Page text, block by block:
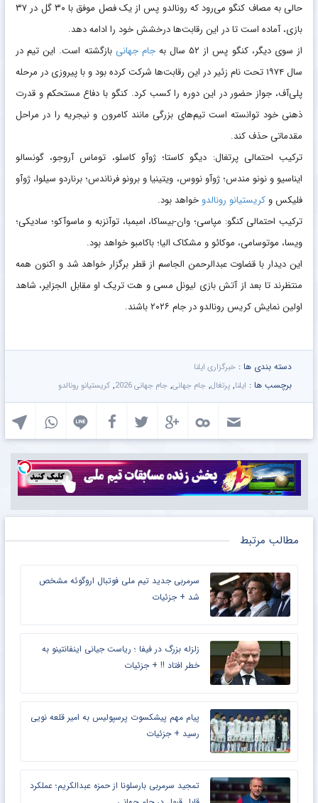
حالی به مصاف کنگو می‌رود که رونالدو پس از یک فصل موفق با ۳۰ گل در ۳۷
بازی، آماده است تا در این رقابت‌ها درخشش خود را ادامه دهد.
از سوی دیگر، کنگو پس از ۵۲ سال به
جام جهانی بازگشته است. این تیم در
سال ۱۹۷۴ تحت نام زئیر در این رقابت‌ها شرکت کرده بود و با پیروزی در مرحله
پلی‌آف، جواز حضور در این دوره را کسب کرد. کنگو با دفاع مستحکم و قدرت
ذهنی خود توانسته است تیم‌های بزرگی مانند کامرون و نیجریه را در مراحل
مقدماتی حذف کند.
ترکیب احتمالی پرتغال: دیگو کاستا؛ ژوآو کاسلو، توماس آروجو، گونسالو
ایناسیو و نونو مندس؛ ژوآو نووس، ویتینیا و برونو فرناندس؛ برناردو سیلوا، ژوآو
فلیکس وکریستیانو رونالدو خواهد بود.
ترکیب احتمالی کنگو: مپاسی؛ وان-بیساکا، امبمبا، توآنزبه و ماسوآکو؛ سادیکی؛
ویسا، موتوسامی، موکائو و مشکاک الیا؛ باکامبو خواهد بود.
این دیدار با قضاوت عبدالرحمن الجاسم از قطر برگزار خواهد شد و اکنون همه
منتظرند تا بعد از آتش بازی لیونل مسی و هت تریک او مقابل الجزایر، شاهد
اولین نمایش کریس رونالدو در جام ۲۰۲۶ باشند.
دسته بندی ها : خبرگزاری ایلنا
برچسب ها : ایلنا, پرتغال, جام جهانی, جام جهانی 2026 , کریستیانو رونالدو
مطالب مرتبط
سرمربی جدید تیم ملی فوتبال اروگوئه مشخص
شد + جزئیات
زلزله بزرگ در فیفا ؛ ریاست جیانی اینفانتینو به
خطر افتاد !! + جزئیات
پیام مهم پیشکسوت پرسپولیس به امیر قلعه نویی
رسید + جزئیات
تمجید سرمربی بارسلونا از حمزه عبدالکریم؛ عملکرد